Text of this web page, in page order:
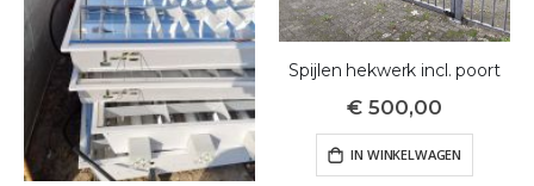
Spijlen hekwerk incl. poort
€ 500,00
IN WINKELWAGEN